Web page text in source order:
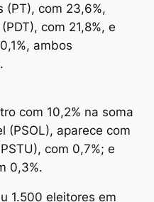
(PT), com 23,6%,
com 21,8%, e
ambos
com 10,2% na soma
(PSOL), aparece com
com 0,7%; e
0,3%.
1.500 eleitores em